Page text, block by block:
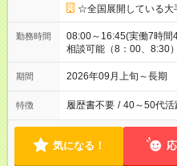
☆全国展開している大
勤務時間
08:00～16:45(実働7時
相談可能（8：00、8:30）
期間 2026年09月上旬～長期
特徴 履歴書不要 / 40～50代活
気になる！